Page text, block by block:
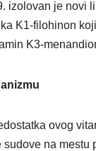
izolovan je novi
K1-filohinon
K3-
ovog
sudove na mestu